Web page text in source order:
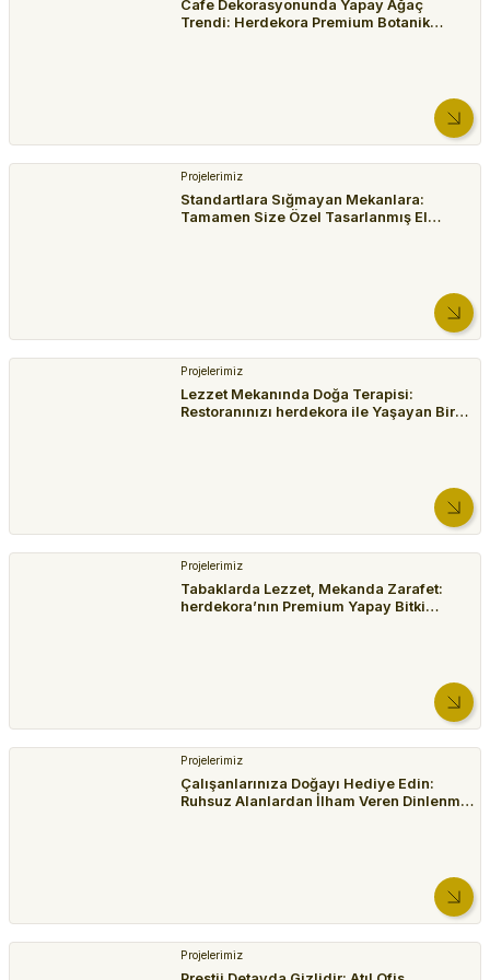
Metal Çiçeklik Saksı, Ayaklı, Kabartma Damla Desenli, Altın Eskitme - 33x88 cm
Seramik Saksı, Yeşil Desenli, Bej-Yeşil - 12x10 cm
Cafe Dekorasyonunda Yapay Ağaç
Trendi: Herdekora Premium Botanik
Projelerimiz
Standartlara Sığmayan Mekanlara:
Tamamen Size Özel Tasarlanmış El
Projelerimiz
Lezzet Mekanında Doğa Terapisi:
Restoranınızı herdekora ile Yaşayan Bir
Projelerimiz
Tabaklarda Lezzet, Mekanda Zarafet:
herdekora’nın Premium Yapay Bitki
Projelerimiz
Çalışanlarınıza Doğayı Hediye Edin:
Ruhsuz Alanlardan İlham Veren Dinlenme
Projelerimiz